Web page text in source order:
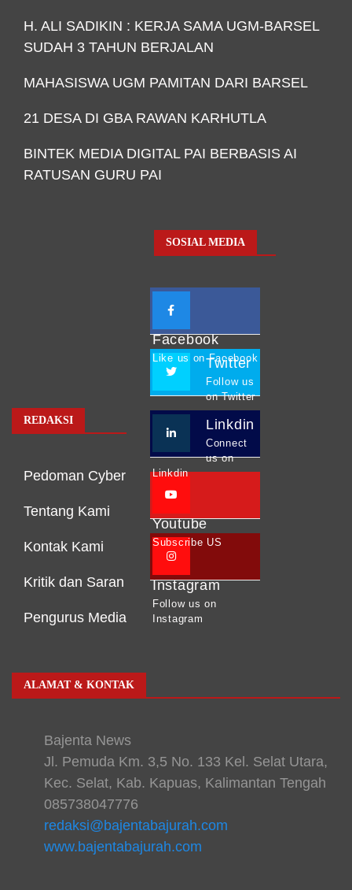
H. ALI SADIKIN : KERJA SAMA UGM-BARSEL
SUDAH 3 TAHUN BERJALAN
MAHASISWA UGM PAMITAN DARI BARSEL
21 DESA DI GBA RAWAN KARHUTLA
BINTEK MEDIA DIGITAL PAI BERBASIS AI
RATUSAN GURU PAI
REDAKSI
Pedoman Cyber
Tentang Kami
Kontak Kami
Kritik dan Saran
Pengurus Media
SOSIAL MEDIA
Facebook
Like us on Facebook
Twitter
Follow us
on Twitter
Linkdin
Connect
us on
Linkdin
Youtube
Subscribe US
Instagram
Follow us on
Instagram
ALAMAT & KONTAK
Bajenta News
Jl. Pemuda Km. 3,5 No. 133 Kel. Selat Utara,
Kec. Selat, Kab. Kapuas, Kalimantan Tengah
085738047776
redaksi@bajentabajurah.com
www.bajentabajurah.com